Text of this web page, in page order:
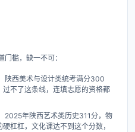
槛，缺一不可：
陕西美术与设计类统考满分300
不了这条线，连填志愿的资格都
2025年陕西艺术类历史311分，物
杠杠，文化课达不到这个分数，